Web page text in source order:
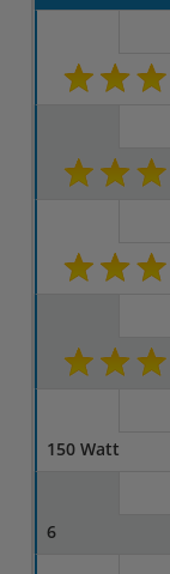
150 Watt
6